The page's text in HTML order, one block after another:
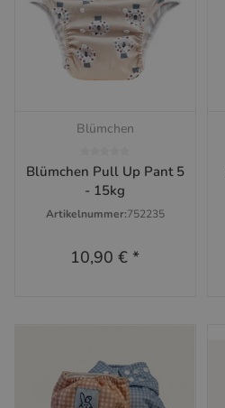
Blümchen
Blümchen Pull Up Pant 5
- 15kg
Artikelnummer:752235
10,90 €*